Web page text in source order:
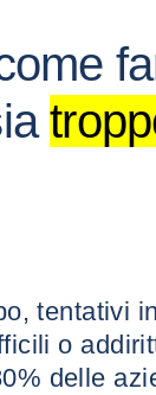
tentativi
o
delle